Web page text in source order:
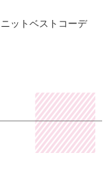
ットベストコーデ